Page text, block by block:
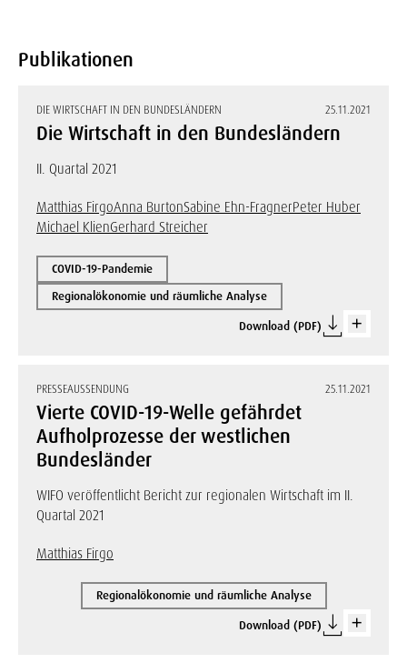
Publikationen
DIE WIRTSCHAFT IN DEN BUNDESLÄNDERN 25.11.2021
Die Wirtschaft in den Bundesländern
II. Quartal 2021
Matthias FirgoAnna BurtonSabine Ehn-FragnerPeter Huber
Michael KlienGerhard Streicher
COVID-19-Pandemie
Regionalökonomie und räumliche Analyse
Download (PDF)
PRESSEAUSSENDUNG 25.11.2021
Vierte COVID-19-Welle gefährdet
Aufholprozesse der westlichen
Bundesländer
WIFO veröffentlicht Bericht zur regionalen Wirtschaft im II.
Quartal 2021
Matthias Firgo
Regionalökonomie und räumliche Analyse
Download (PDF)